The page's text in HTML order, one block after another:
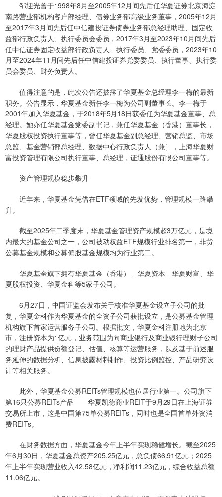
邹迎光曾于1998年8月至2005年12月间先后任华夏证券北京海淀
南路营业部机构客户部经理、债券业务部高级业务董事，2005年12月
至2017年3月间先后任中信建投证券债券业务部总经理助理、固定收
益部行政负责人、执行委员会委员，2017年3月至2023年10月间先后
任中信证券固定收益部行政负责人、执行委员、党委委员，2023年10
月至2024年11月间先后任中信建投证券党委委员、执行董事、执行委
员会委员、财务负责人。
值得注意的是，此次公告还披露了华夏基金总经理李一梅的最新
职务。公告显示，华夏基金新任李一梅为公司副董事长。李一梅于
2001年加入华夏基金，于2018年5月18日获委任为华夏基金董事、总
经理。她亦任华夏基金党委副书记，兼任华夏基金（香港）董事长，
华夏股权投资执行董事等，曾任华夏基金副总经理、营销总监、市场
总监、基金营销部总经理、数据中心行政负责人（兼），上海华夏财
富投资管理有限公司执行董事、总经理，证通股份有限公司董事等。
资产管理规模稳步攀升
近年来，华夏基金凭借在ETF领域的先发优势，管理规模一路攀
升。
截至2025年二季度末，华夏基金管理资产规模超3万亿元，是境
内最大的基金公司之一，公司被动权益ETF规模行业排名第一，非货
公募基金规模和公募偏股基金规模均为行业第二。
华夏基金旗下拥有华夏基金（香港）、华夏资本、华夏财富、华
夏股权投资、华夏金科等5家子公司。
6月27日，中国证监会发布关于核准华夏基金设立子公司的批
复，华夏金科作为华夏基金的全资子公司获批设立，是公募基金管理
机构旗下首家运营服务子公司。根据批文，华夏金科注册地为北京
市，注册资本为1亿元，业务范围为向商业银行及商业银行理财子公司
的理财产品提供份额登记、估值、核算等运营服务，以及基于前述服
务延伸的数据分析、信息披露材料制作、投资比例监控、产品研究设
计等相关服务。
此外，华夏基金公募REITs管理规模也位居行业第一。公司旗下
第16只公募REITs产品——华夏凯德商业REIT于9月29日在上海证券
交易所上市，这是中国第75单公募REITs，同时也是全国首单外资消
费REITs。
在财务数据方面，华夏基金今年上半年实现稳健增长。截至2025
年6月30日，华夏基金总资产205.25亿元，总负债66.91亿元；2025
年上半年实现营业收入42.58亿元，净利润11.23亿元，综合收益总额
11.06亿元。